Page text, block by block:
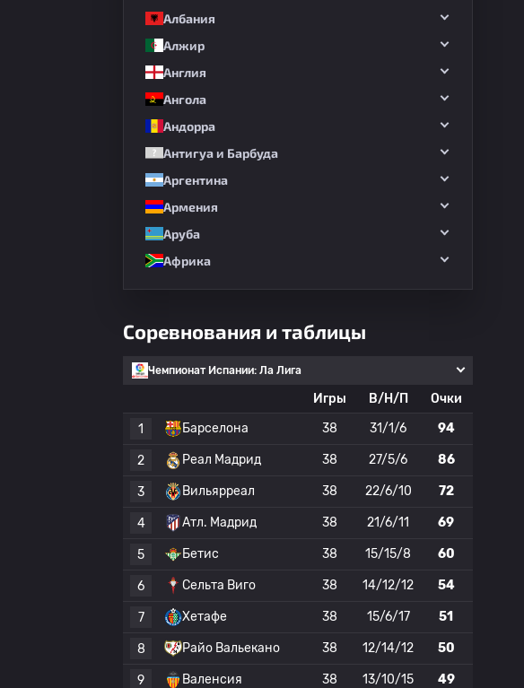
Албания
Алжир
Англия
Ангола
Андорра
Антигуа и Барбуда
Аргентина
Армения
Аруба
Африка
Соревнования и таблицы
Чемпионат Испании: Ла Лига
Игры В/Н/П
Очки
1
Барселона 38 31/1/6 94
2 Реал Мадрид 38 27/5/6 86
3 Вильярреал 38 22/6/10 72
4 Атл. Мадрид 38 21/6/11 69
5 Бетис 38 15/15/8 60
6 Сельта Виго 38 14/12/12 54
7 Хетафе 38 15/6/17 51
8 Райо Вальекано 38 12/14/12 50
9 Валенсия 38 13/10/15 49